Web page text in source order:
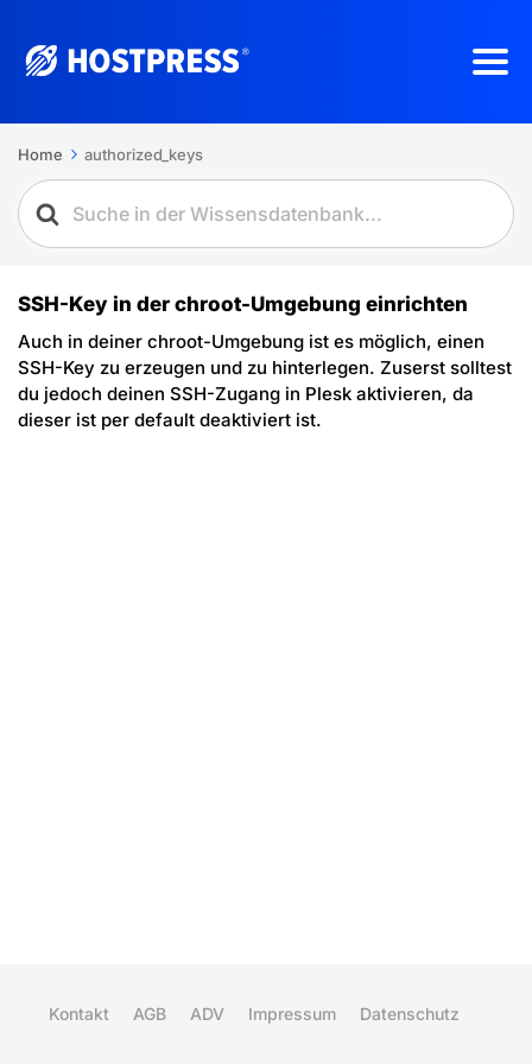
Home authorized_keys
SSH-Key in der chroot-Umgebung einrichten
Auch in deiner chroot-Umgebung ist es möglich, einen
SSH-Key zu erzeugen und zu hinterlegen. Zuserst solltest
du jedoch deinen SSH-Zugang in Plesk aktivieren, da
dieser ist per default deaktiviert ist.
Kontakt AGB ADV Impressum Datenschutz